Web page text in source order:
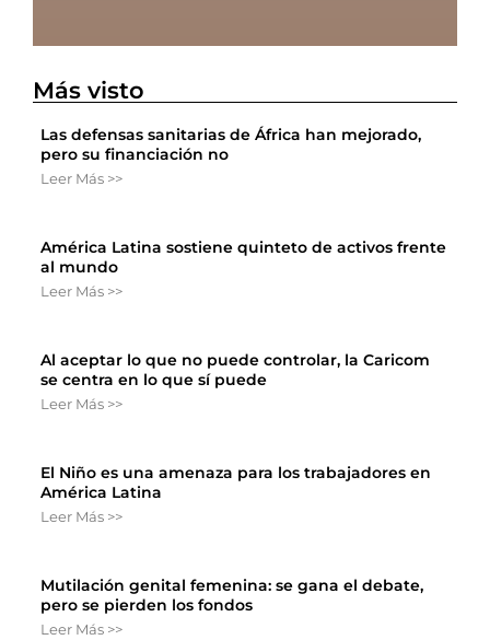
Más visto
Las defensas sanitarias de África han mejorado,
pero su financiación no
Leer Más >>
América Latina sostiene quinteto de activos frente
al mundo
Leer Más >>
Al aceptar lo que no puede controlar, la Caricom
se centra en lo que sí puede
Leer Más >>
El Niño es una amenaza para los trabajadores en
América Latina
Leer Más >>
Mutilación genital femenina: se gana el debate,
pero se pierden los fondos
Leer Más >>